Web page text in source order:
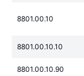
8801.00.10
8801.00.10.10
8801.00.10.90